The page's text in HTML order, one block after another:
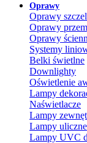
Oprawy
Oprawy
Oprawy
Oprawy
Systemy
Belki świetlne
Downlighty
Oświetlenie
Lampy
Naświetlacze
Lampy
Lampy uliczne
Lampy UVC